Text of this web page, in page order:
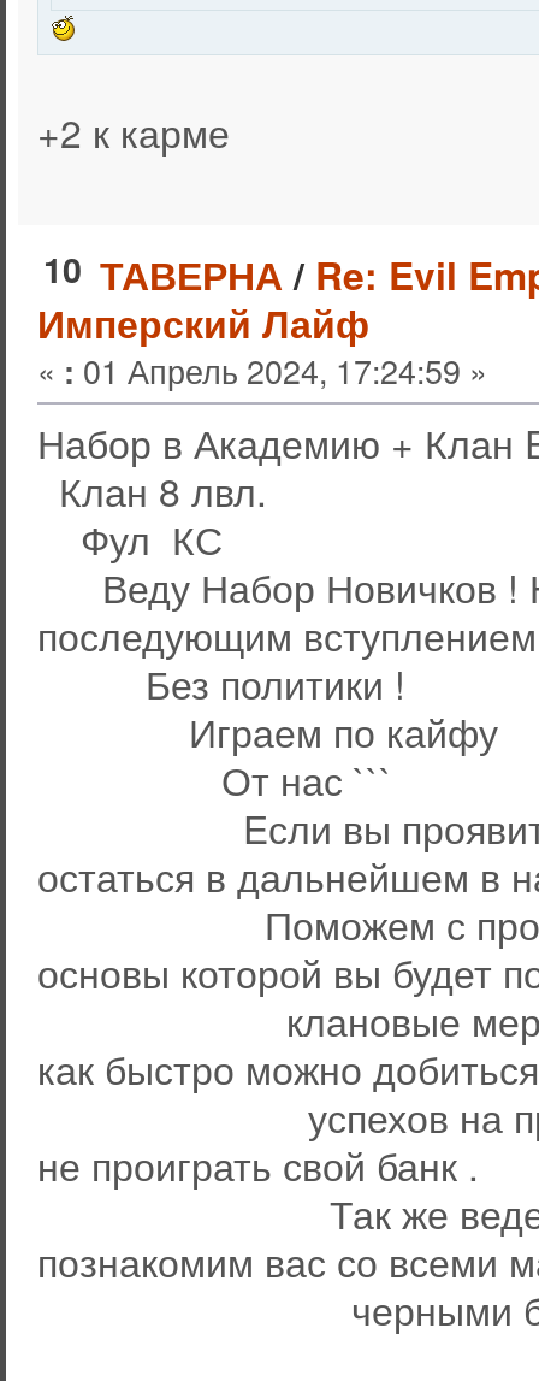
+2 к карме
10 ТАВЕРНА/ Re: Evil
Имперский Лайф
« : 01 Апрель 2024, 17:24:59 »
Набор в Академию + Клан
Клан 8 лвл.
Фул КС
Веду Набор Новичков !
последующим
Без политики !
Играем по кайфу
От нас ```
Eсли вы проявите
остаться в дальнейшем в
Поможем с
основы которой вы будет
клановые
как быстро можно
успехов на
не проиграть свой банк .
Так же ведем в
познакомим вас со всеми
черными